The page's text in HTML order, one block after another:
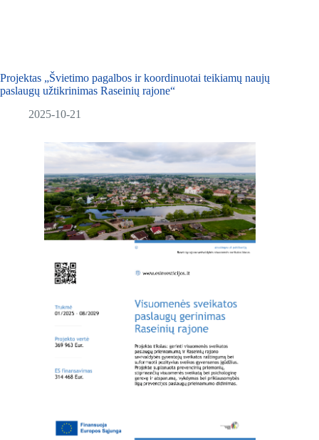
Projektas „Švietimo pagalbos ir koordinuotai teikiamų naujų
paslaugų užtikrinimas Raseinių rajone“
2025-10-21